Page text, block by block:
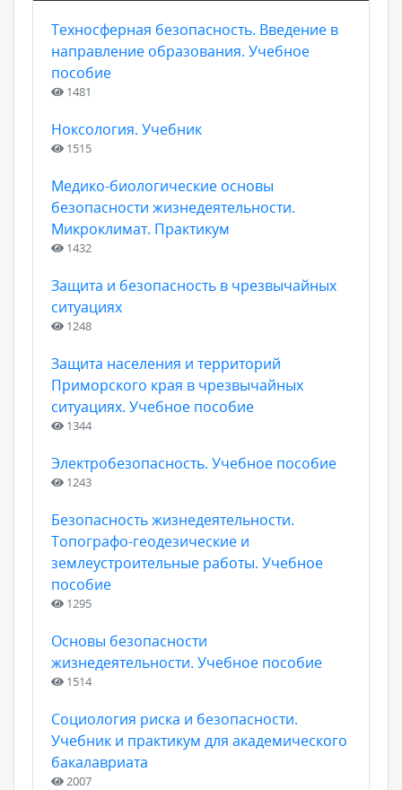
Техносферная безопасность. Введение в
направление образования. Учебное
пособие
1481
Ноксология. Учебник
1515
Медико-биологические основы
безопасности жизнедеятельности.
Микроклимат. Практикум
1432
Защита и безопасность в чрезвычайных
ситуациях
1248
Защита населения и территорий
Приморского края в чрезвычайных
ситуациях. Учебное пособие
1344
Электробезопасность. Учебное пособие
1243
Безопасность жизнедеятельности.
Топографо-геодезические и
землеустроительные работы. Учебное
пособие
1295
Основы безопасности
жизнедеятельности. Учебное пособие
1514
Социология риска и безопасности.
Учебник и практикум для академического
бакалавриата
2007